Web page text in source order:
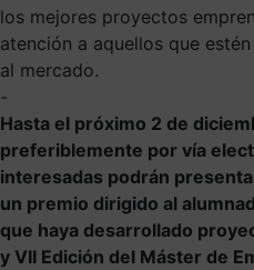
los mejores proyectos
atención a aquellos que
al mercado.
-
Hasta el próximo 2 de
preferiblemente por vía
interesadas podrán
un premio dirigido al
que haya desarrollado
y VII Edición del Máster de